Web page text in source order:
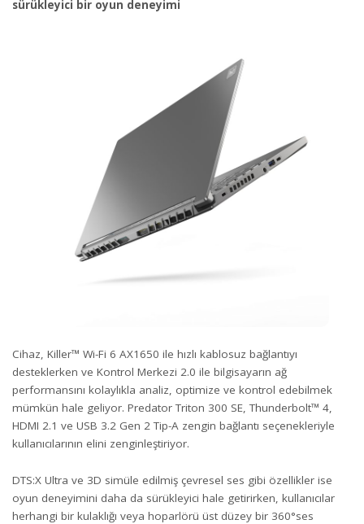
sürükleyici bir oyun deneyimi
Cihaz, Killer™ Wi-Fi 6 AX1650 ile hızlı kablosuz bağlantıyı
desteklerken ve Kontrol Merkezi 2.0 ile bilgisayarın ağ
performansını kolaylıkla analiz, optimize ve kontrol edebilmek
mümkün hale geliyor. Predator Triton 300 SE, Thunderbolt™ 4,
HDMI 2.1 ve USB 3.2 Gen 2 Tip-A zengin bağlantı seçenekleriyle
kullanıcılarının elini zenginleştiriyor.
DTS:X Ultra ve 3D simüle edilmiş çevresel ses gibi özellikler ise
oyun deneyimini daha da sürükleyici hale getirirken, kullanıcılar
herhangi bir kulaklığı veya hoparlörü üst düzey bir 360°ses